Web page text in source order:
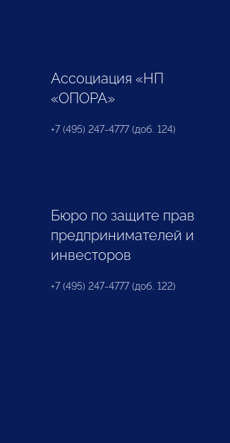
Ассоциация «НП
«ОПОРА»
+7 (495) 247-4777 (доб. 124)
Бюро по защите прав
предпринимателей и
инвесторов
+7 (495) 247-4777 (доб. 122)